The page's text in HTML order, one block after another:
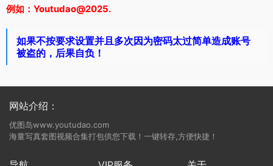
例如：Youtudao@2025.
如果不按要求设置并且多次因为密码太过简单造成账号
被盗的，后果自负！
网站介绍：
优图岛www.youtudao.com
海量写真套图视频合集打包供您下载！一键转存,方便快捷！